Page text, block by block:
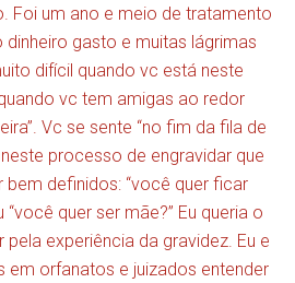
Foi um ano e meio de tratamento
gasto e muitas lágrimas
difícil quando vc está neste
vc tem amigas ao redor
Vc se sente “no fim da fila de
processo de engravidar que
bem definidos: “você quer ficar
quer ser mãe?” Eu queria o
pela experiência da gravidez. Eu e
em orfanatos e juizados entender